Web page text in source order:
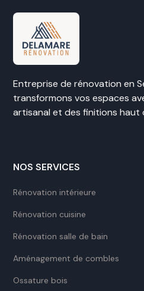
Entreprise de rénovation en
transformons vos espaces
artisanal et des finitions haut
NOS SERVICES
Rénovation intérieure
Rénovation cuisine
Rénovation salle de bain
Aménagement de combles
Ossature bois